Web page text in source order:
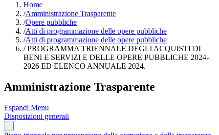
Home
/Amministrazione Trasparente
/Opere pubbliche
/Atti di programmazione delle opere pubbliche
/Atti di programmazione delle opere pubbliche
/PROGRAMMA TRIENNALE DEGLI ACQUISTI DI
BENI E SERVIZI E DELLE OPERE PUBBLICHE 2024-
2026 ED ELENCO ANNUALE 2024.
Amministrazione Trasparente
Espandi Menu
Disposizioni generali